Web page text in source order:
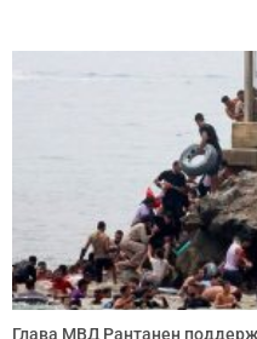
Глава МВД Рантанен